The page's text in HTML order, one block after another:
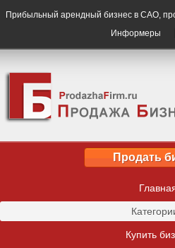
Прибыльный арендный бизнес в САО,
Информеры
Продать
Купить